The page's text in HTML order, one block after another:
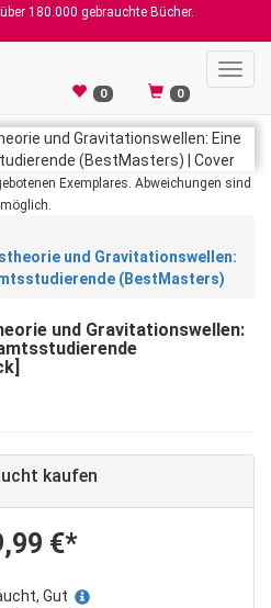
180.000 gebrauchte Bücher.
0 0
Exemplares. Abweichungen sind
möglich.
und Gravitationswellen:
(BestMasters)
und Gravitationswellen:
kaufen
€*
Gut